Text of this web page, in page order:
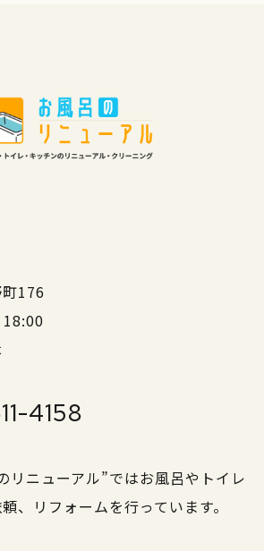
176
4158
リニューアル”ではお風呂やトイレ
、リフォームを行っています。